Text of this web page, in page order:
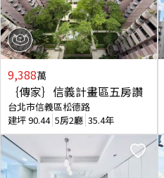
9,388萬
｛傳家｝信義計畫區五房讚
台北市信義區松德路
建坪90.44 5房2廳 35.4年